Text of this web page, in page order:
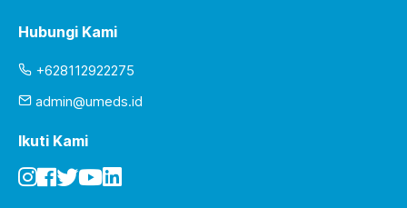
Hubungi Kami
+628112922275
admin@umeds.id
Ikuti Kami